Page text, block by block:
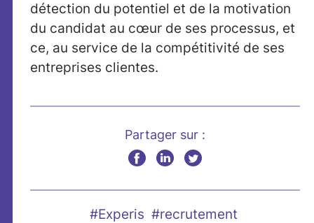
détection du potentiel et de la motivation
du candidat au cœur de ses processus, et
ce, au service de la compétitivité de ses
entreprises clientes.
Partager sur :
#Experis #recrutement